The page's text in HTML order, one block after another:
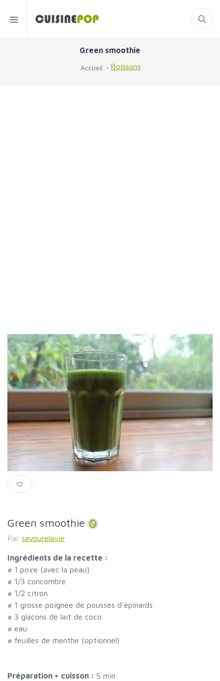
Green smoothie
Accueil Boissons
Green smoothie
Par savourelavie
Ingrédients de la recette :
# 1 poire (avec la peau)
# 1/3 concombre
# 1/2 citron
# 1 grosse poignée de pousses d'épinards
# 3 glaçons de lait de coco
# eau
# feuilles de menthe (optionnel)
Préparation + cuisson : 5 min